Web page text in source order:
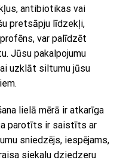
antibiotikas vai
pretsāpju līdzekļi,
var palīdzēt
Jūsu pakalpojumu
uzklāt siltumu jūsu
lielā mērā ir atkarīga
parotīts ir saistīts ar
sniedzējs, iespējams,
siekalu dziedzeru